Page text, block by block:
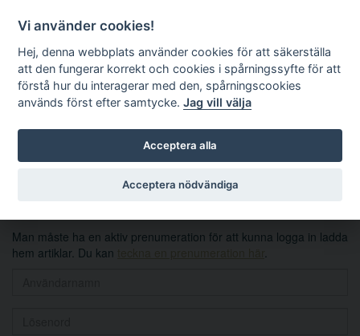
Sök
Logga in
Man måste ha en aktiv prenumeration för att kunna logga in ladda
hem artiklar. Du kan
Vi använder cookies!
Hej, denna webbplats använder cookies för att säkerställa
att den fungerar korrekt och cookies i spårningssyfte för att
förstå hur du interagerar med den, spårningscookies
används först efter samtycke.Jag vill välja
Acceptera alla
Acceptera nödvändiga